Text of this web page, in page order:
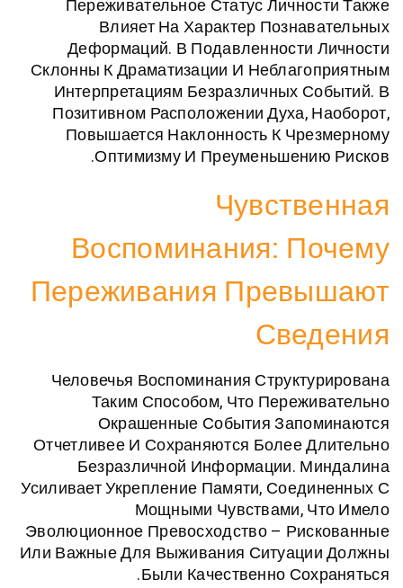
Переживательное Статус
Влияет На Характер
Деформаций. В Подавленности
Склонны К Драматизации И
Интерпретациям Безразличных
Позитивном Расположении Духа,
Повышается Наклонность К
Оптимизму И
Воспоминания:
Переживания
Человечья Воспоминания
Таким Способом, Что
Окрашенные События
Отчетливее И Сохраняются Более
Безразличной Информации.
Усиливает Укрепление Памяти,
Мощными Чувствами,
Эволюционное Превосходство –
Или Важные Для Выживания
Были Качественно